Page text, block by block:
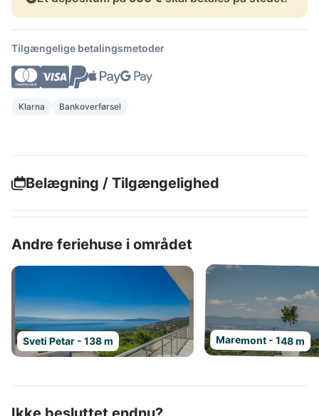
Tilgængelige betalingsmetoder
Klarna Bankoverførsel
Belægning / Tilgængelighed
Andre feriehuse i området
Sveti Petar - 138 m Maremont - 148 m